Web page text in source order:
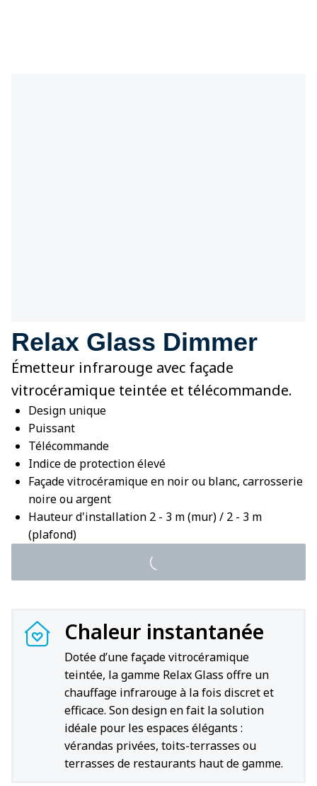
Relax Glass Dimmer
Émetteur infrarouge avec façade
vitrocéramique teintée et télécommande.
Design unique
Puissant
Télécommande
Indice de protection élevé
Façade vitrocéramique en noir ou blanc, carrosserie
noire ou argent
Hauteur d'installation 2 - 3 m (mur) / 2 - 3 m
(plafond)
Chaleur instantanée
Dotée d’une façade vitrocéramique
teintée, la gamme Relax Glass offre un
chauffage infrarouge à la fois discret et
efficace. Son design en fait la solution
idéale pour les espaces élégants :
vérandas privées, toits-terrasses ou
terrasses de restaurants haut de gamme.